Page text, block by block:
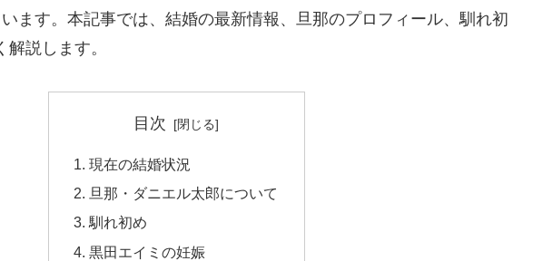
ます。本記事では、結婚の最新情報、旦那のプロフィール、馴れ初
説します。
目次
現在の結婚状況
旦那・ダニエル太郎について
馴れ初め
黒田エイミの妊娠